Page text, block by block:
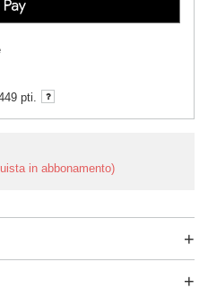
in abbonamento)
pti.